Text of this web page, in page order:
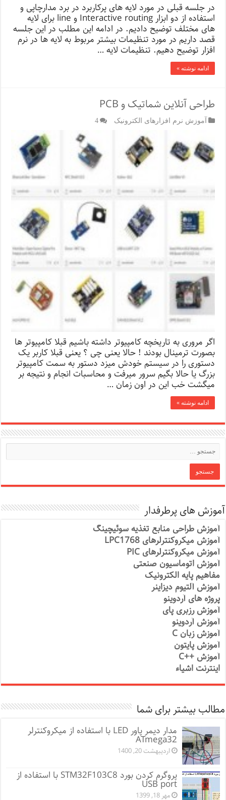
در جلسه قبلی در مورد لایه های پرکاربرد در برد مدارچاپی و
استفاده از دو ابزار Interactive routing و line برای لایه
های مختلف توضیح دادیم. در ادامه این مطلب در این جلسه
قصد داریم در مورد تنظیمات بیشتر مربوط به لایه ها در نرم
افزار توضیح دهیم. تنظیمات لایه …
ادامه نوشته »
طراحی آنلاین شماتیک و PCB
آموزش نرم افزارهای الکترونیک 4
اگر مروری به تاریخچه کامپیوتر داشته باشیم قبلا کامپیوتر ها
بصورت ترمینال بودند ! حالا یعنی چی ؟ یعنی قبلا کاربر یک
دستوری را در سیستم خودش میزد دستور به سمت کامپیوتر
بزرگ یا حالا بگیم سرور میرفت و محاسبات انجام و نتیجه بر
میگشت خب این در اون زمان …
ادامه نوشته »
آموزش های پرطرفدار
آموزش طراحی منابع تغذیه سوئیچینگ
آموزش میکروکنترلرهای LPC1768
آموزش میکروکنترلرهای PIC
آموزش اتوماسیون صنعتی
مفاهیم پایه الکترونیک
آموزش آلتیوم دیزاینر
پروژه های آردوینو
آموزش رزبری پای
آموزش آردوینو
آموزش زبان C
آموزش پایتون
آموزش ++C
اینترنت اشیاء
مطالب بیشتر برای شما
مدار دیمر پاور LED با استفاده از میکروکنترلر
ATmega32
اردیبهشت 20, 1400
پروگرم کردن بورد STM32F103C8 با استفاده از
USB port
مهر 18, 1399